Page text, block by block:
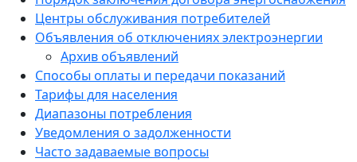
Центры обслуживания потребителей
Объявления об отключениях электроэнергии
Архив объявлений
Способы оплаты и передачи показаний
Тарифы для населения
Диапазоны потребления
Уведомления о задолженности
Часто задаваемые вопросы